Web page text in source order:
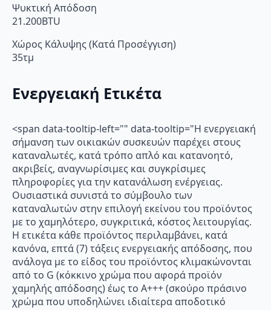
Ψυκτική Απόδοση
21.200BTU
Χώρος Κάλυψης (Κατά Προσέγγιση)
35τμ
Ενεργειακή Ετικέτα
<span data-tooltip-left="" data-tooltip="Η ενεργειακή
σήμανση των οικιακών συσκευών παρέχει στους
καταναλωτές, κατά τρόπο απλό και κατανοητό,
ακριβείς, αναγνωρίσιμες και συγκρίσιμες
πληροφορίες για την κατανάλωση ενέργειας.
Ουσιαστικά συνιστά το σύμβουλο των
καταναλωτών στην επιλογή εκείνου του προϊόντος
με το χαμηλότερο, συγκριτικά, κόστος λειτουργίας.
Η ετικέτα κάθε προϊόντος περιλαμβάνει, κατά
κανόνα, επτά (7) τάξεις ενεργειακής απόδοσης, που
ανάλογα με το είδος του προϊόντος κλιμακώνονται
από το G (κόκκινο χρώμα που αφορά προϊόν
χαμηλής απόδοσης) έως το Α+++ (σκούρο πράσινο
χρώμα που υποδηλώνει ιδιαίτερα αποδοτικό